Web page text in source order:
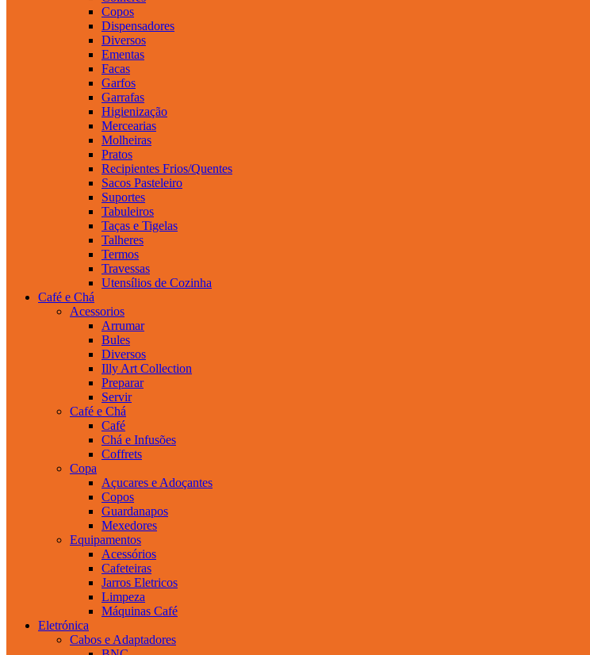
Copos
Dispensadores
Diversos
Ementas
Facas
Garfos
Garrafas
Higienização
Mercearias
Molheiras
Pratos
Recipientes Frios/Quentes
Sacos Pasteleiro
Suportes
Tabuleiros
Taças e Tigelas
Talheres
Termos
Travessas
Utensílios de Cozinha
Café e Chá
Acessorios
Arrumar
Bules
Diversos
Illy Art Collection
Preparar
Servir
Café e Chá
Café
Chá e Infusões
Coffrets
Copa
Açucares e Adoçantes
Copos
Guardanapos
Mexedores
Equipamentos
Acessórios
Cafeteiras
Jarros Eletricos
Limpeza
Máquinas Café
Eletrónica
Cabos e Adaptadores